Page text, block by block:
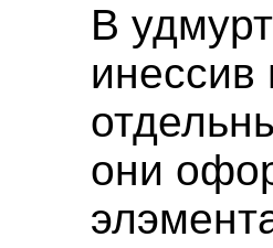
В
инессив
они